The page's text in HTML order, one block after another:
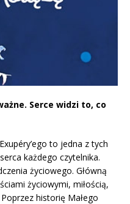
Serce widzi to, co
to jedna z tych
każdego czytelnika.
życiowego. Główną
życiowymi, miłością,
historię Małego